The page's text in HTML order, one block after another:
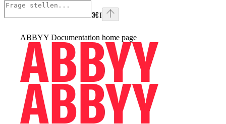
⌘I
ABBYY Documentation home page